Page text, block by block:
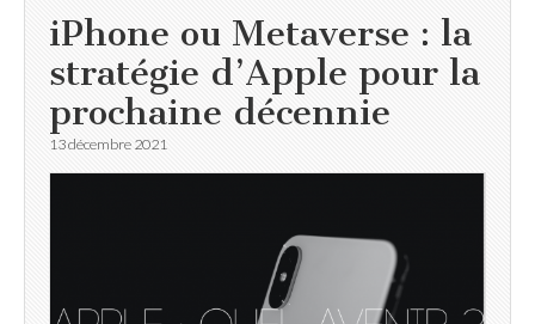
iPhone ou Metaverse : la
stratégie d’Apple pour la
prochaine décennie
13 décembre 2021